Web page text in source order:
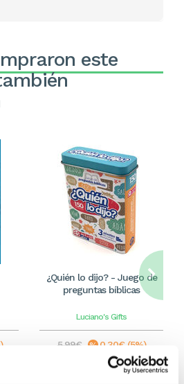
este
¿Quién lo dijo? - Juego de
preguntas bíblicas
Luciano's Gifts
5,99€ 0,30€ (5%)
5,69€